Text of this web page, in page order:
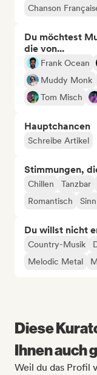
Chanson
Du möchtest
die von...
Frank Ocean
Muddy Monk
Tom Misch
Hauptchancen
Schreibe Artikel
Stimmungen,
Chillen Tanzbar
Romantisch
Du willst nicht
Country-Musik
Melodic Metal
Diese
Ihnen auch
Weil du das Profil